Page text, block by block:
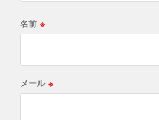
名前 ※
メール ※